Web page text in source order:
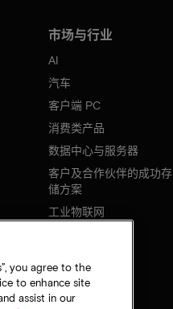
市场与行业
AI
汽车
客户端 PC
消费类产品
数据中心与服务器
客户及合作伙伴的成功存
储方案
工业物联网
you agree to the
to enhance site
assist in our